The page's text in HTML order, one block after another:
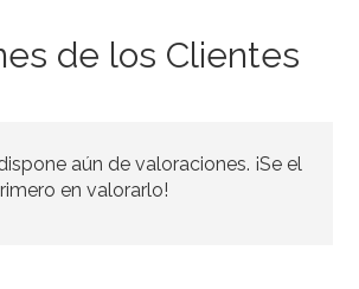
3,00€
de los Clientes
aún de valoraciones. ¡Se el
en valorarlo!